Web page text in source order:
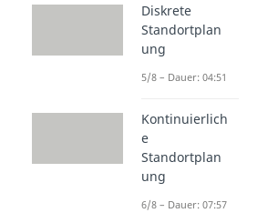
Diskrete
Standortplan
ung
5/8 – Dauer: 04:51
Kontinuierlich
e
Standortplan
ung
6/8 – Dauer: 07:57